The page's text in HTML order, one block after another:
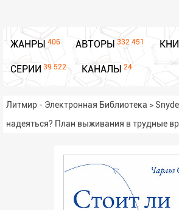
ЖАНРЫ 406 АВТОРЫ 332 451
СЕРИИ 39 522 КАНАЛЫ 24
Литмир - Электронная Библиотека >
надеяться? План выживания в трудные